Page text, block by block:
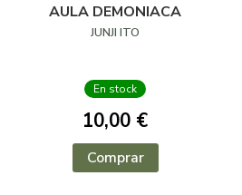
AULA DEMONIACA
JUNJI ITO
En stock
10,00 €
Comprar